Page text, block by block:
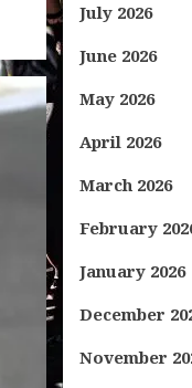
July 2026
June 2026
May 2026
April 2026
March 2026
February
January 2026
December
November